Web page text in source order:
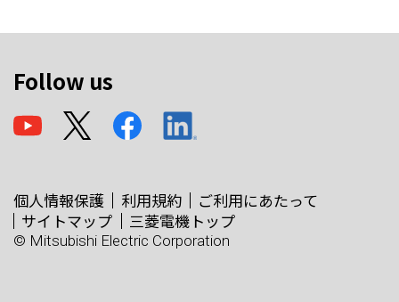
Follow us
個人情報保護 利用規約
ご利用にあたって
サイトマップ
三菱電機トップ
© Mitsubishi Electric Corporation